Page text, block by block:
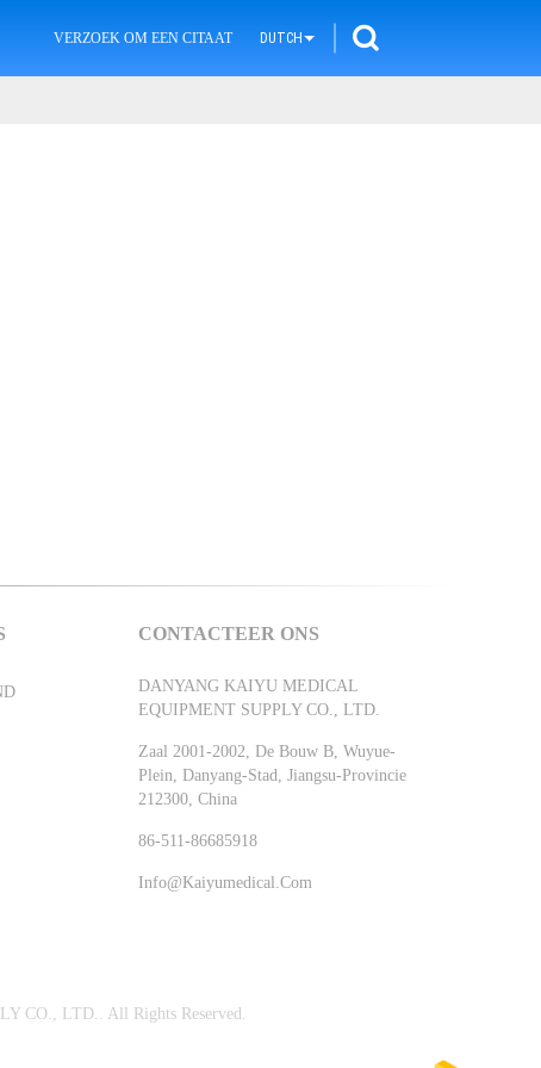
VERZOEK OM EEN CITAAT DUTCH
CONTACTEER ONS
DANYANG KAIYU MEDICAL
EQUIPMENT SUPPLY CO., LTD.
Zaal 2001-2002, De Bouw B, Wuyue-
Plein, Danyang-Stad, Jiangsu-Provincie
212300, China
86-511-86685918
Info@kaiyumedical.com
CO., LTD.. All Rights Reserved.